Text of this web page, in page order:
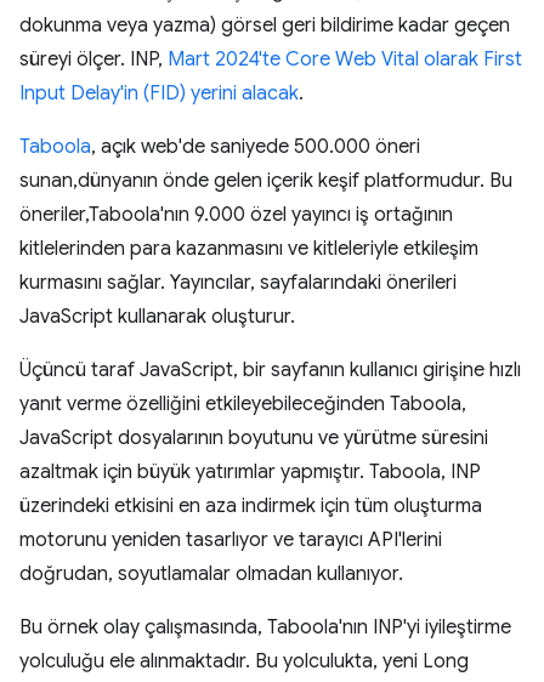
dokunma veya yazma) görsel geri bildirime kadar geçen
süreyi ölçer. INP, Mart 2024'te Core Web Vital olarak First
Input Delay'in (FID) yerini alacak.
Taboola, açık web'de saniyede 500.000 öneri
sunan,dünyanın önde gelen içerik keşif platformudur. Bu
öneriler,Taboola'nın 9.000 özel yayıncı iş ortağının
kitlelerinden para kazanmasını ve kitleleriyle etkileşim
kurmasını sağlar. Yayıncılar, sayfalarındaki önerileri
JavaScript kullanarak oluşturur.
Üçüncü taraf JavaScript, bir sayfanın kullanıcı girişine hızlı
yanıt verme özelliğini etkileyebileceğinden Taboola,
JavaScript dosyalarının boyutunu ve yürütme süresini
azaltmak için büyük yatırımlar yapmıştır. Taboola, INP
üzerindeki etkisini en aza indirmek için tüm oluşturma
motorunu yeniden tasarlıyor ve tarayıcı API'lerini
doğrudan, soyutlamalar olmadan kullanıyor.
Bu örnek olay çalışmasında, Taboola'nın INP'yi iyileştirme
yolculuğu ele alınmaktadır. Bu yolculukta, yeni Long